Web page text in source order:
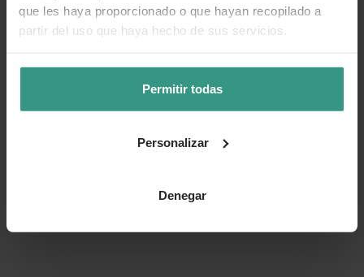
que les haya proporcionado o que hayan recopilado a
partir del uso que haya hecho de sus servicios.
Permitir todas
Personalizar
Denegar